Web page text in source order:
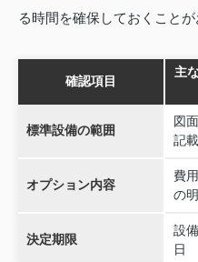
る時間を確保しておくことが
確認項目
主
標準設備の範囲
図
記
オプション内容
費
の
決定期限
設
日